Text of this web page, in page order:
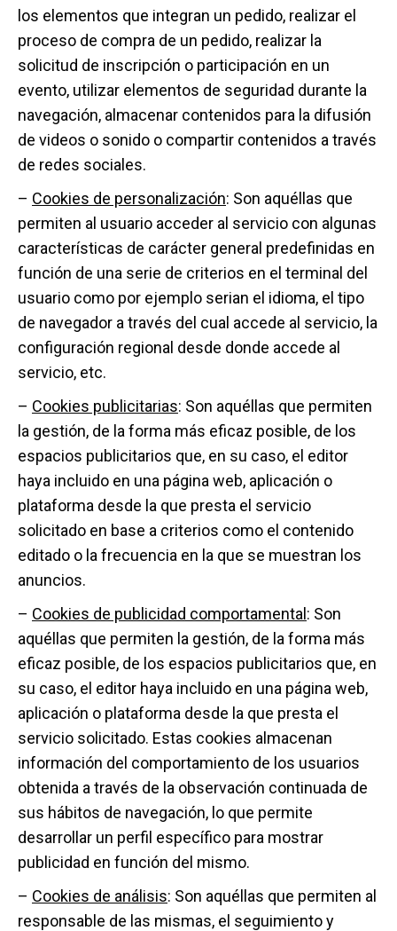
los elementos que integran un pedido, realizar el
proceso de compra de un pedido, realizar la
solicitud de inscripción o participación en un
evento, utilizar elementos de seguridad durante la
navegación, almacenar contenidos para la difusión
de videos o sonido o compartir contenidos a través
de redes sociales.
– Cookies de personalización: Son aquéllas que
permiten al usuario acceder al servicio con algunas
características de carácter general predefinidas en
función de una serie de criterios en el terminal del
usuario como por ejemplo serian el idioma, el tipo
de navegador a través del cual accede al servicio, la
configuración regional desde donde accede al
servicio, etc.
– Cookies publicitarias: Son aquéllas que permiten
la gestión, de la forma más eficaz posible, de los
espacios publicitarios que, en su caso, el editor
haya incluido en una página web, aplicación o
plataforma desde la que presta el servicio
solicitado en base a criterios como el contenido
editado o la frecuencia en la que se muestran los
anuncios.
– Cookies de publicidad comportamental : Son
aquéllas que permiten la gestión, de la forma más
eficaz posible, de los espacios publicitarios que, en
su caso, el editor haya incluido en una página web,
aplicación o plataforma desde la que presta el
servicio solicitado. Estas cookies almacenan
información del comportamiento de los usuarios
obtenida a través de la observación continuada de
sus hábitos de navegación, lo que permite
desarrollar un perfil específico para mostrar
publicidad en función del mismo.
– Cookies de análisis: Son aquéllas que permiten al
responsable de las mismas, el seguimiento y